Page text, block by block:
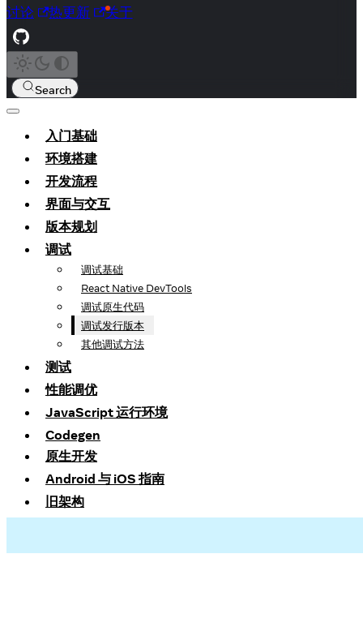
讨论 热更新 关于
Search
入门基础
环境搭建
开发流程
界面与交互
版本规划
调试
调试基础
React Native DevTools
调试原生代码
调试发行版本
其他调试方法
测试
性能调优
JavaScript 运行环境
Codegen
原生开发
Android 与 iOS 指南
旧架构